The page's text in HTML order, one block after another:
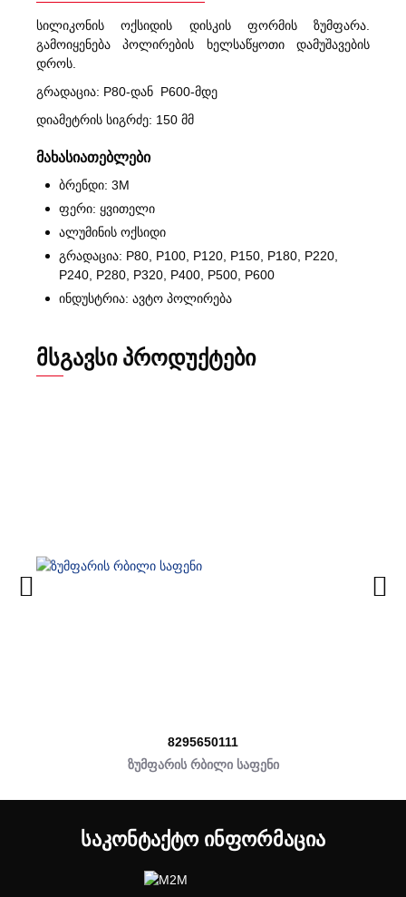
სილიკონის ოქსიდის დისკის ფორმის ზუმფარა.
გამოიყენება პოლირების ხელსაწყოთი დამუშავების
დროს.
გრადაცია: P80-დან P600-მდე
დიამეტრის სიგრძე: 150 მმ
მახასიათებლები
ბრენდი: 3M
ფერი: ყვითელი
ალუმინის ოქსიდი
გრადაცია: P80, P100, P120, P150, P180, P220,
P240, P280, P320, P400, P500, P600
ინდუსტრია: ავტო პოლირება
ᲛᲡᲒᲐᲕᲡᲘ ᲞᲠᲝᲓᲣᲥᲢᲔᲑᲘ
8295650111
ზუმფარის რბილი საფენი
ᲡᲐᲙᲝᲜᲢᲐᲥᲢᲝ ᲘᲜᲤᲝᲠᲛᲐᲪᲘᲐ